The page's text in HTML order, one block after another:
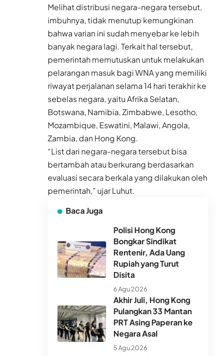
Melihat distribusi negara-negara tersebut,
imbuhnya, tidak menutup kemungkinan
bahwa varian ini sudah menyebar ke lebih
banyak negara lagi. Terkait hal tersebut,
pemerintah memutuskan untuk melakukan
pelarangan masuk bagi WNA yang memiliki
riwayat perjalanan selama 14 hari terakhir ke
sebelas negara, yaitu Afrika Selatan,
Botswana, Namibia, Zimbabwe, Lesotho,
Mozambique, Eswatini, Malawi, Angola,
Zambia, dan Hong Kong.
“List dari negara-negara tersebut bisa
bertambah atau berkurang berdasarkan
evaluasi secara berkala yang dilakukan oleh
pemerintah,” ujar Luhut.
Baca Juga
Polisi Hong Kong
Bongkar Sindikat
Rentenir, Ada Uang
Rupiah yang Turut
Disita
6 Agu 2026
Akhir Juli, Hong Kong
Pulangkan 33 Mantan
PRT Asing Paperan ke
Negara Asal
5 Agu 2026